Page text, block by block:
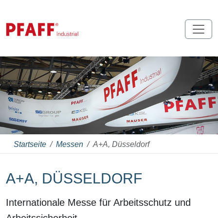
Startseite Messen A+A, Düsseldorf
A+A, DÜSSELDORF
Internationale Messe für Arbeitsschutz und